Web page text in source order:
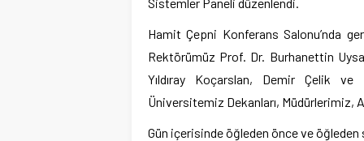
Hamit Çepni Konferans Salonu’nda
Rektörümüz Prof. Dr. Burhanettin
Yıldıray Koçarslan, Demir Çelik ve
Üniversitemiz Dekanları, Müdürlerimiz,
Gün içerisinde öğleden önce ve